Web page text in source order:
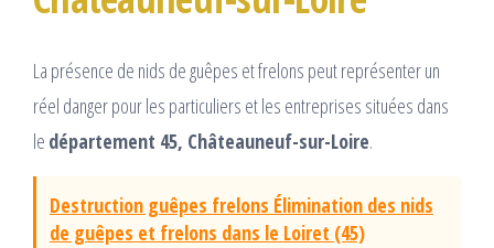
La présence de nids de guêpes et frelons peut représenter un
réel danger pour les particuliers et les entreprises situées dans
le département 45, Châteauneuf-sur-Loire.
Destruction guêpes frelons Élimination des nids
de guêpes et frelons dans le Loiret (45)